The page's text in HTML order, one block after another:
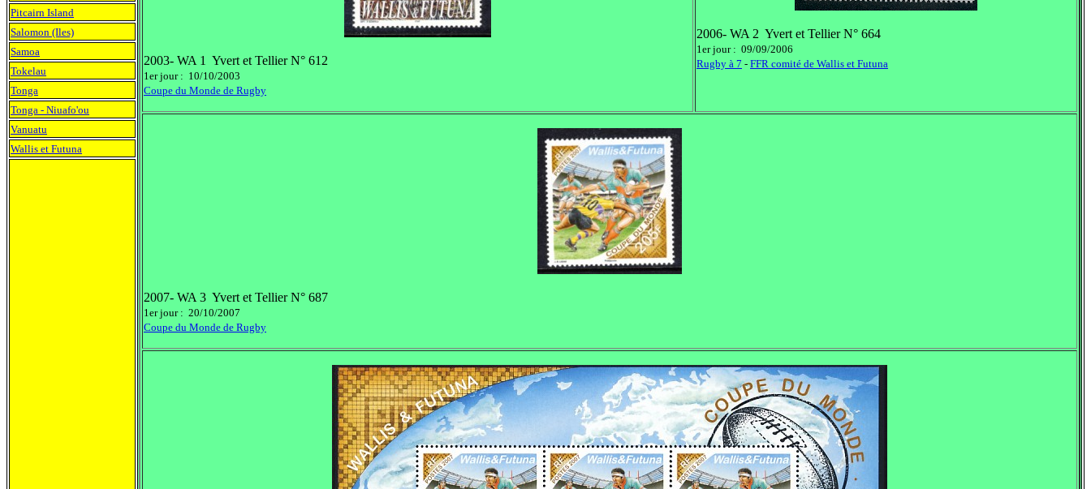
2003- WA 1 Yvert et Tellier N° 612
1er jour : 10/10/2003
Coupe du Monde de Rugby
2006- WA 2 Yvert et Tellier N° 664
1er jour : 09/09/2006
Rugby à 7 - FFR comité de Wallis et Futuna
2007- WA 3 Yvert et Tellier N° 687
1er jour : 20/10/2007
Coupe du Monde de Rugby
Pitcairn Island
Salomon (Iles)
Samoa
Tokelau
Tonga
Tonga - Niuafo'ou
Vanuatu
Wallis et Futuna